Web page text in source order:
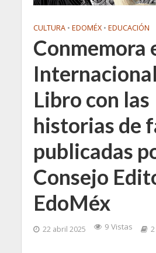
CULTURA • EDOMÉX • EDUCACIÓN
Conmemora
Libro con las
historias de
publicadas
Consejo
EdoMéx
22 abril 2025 9 Vistas